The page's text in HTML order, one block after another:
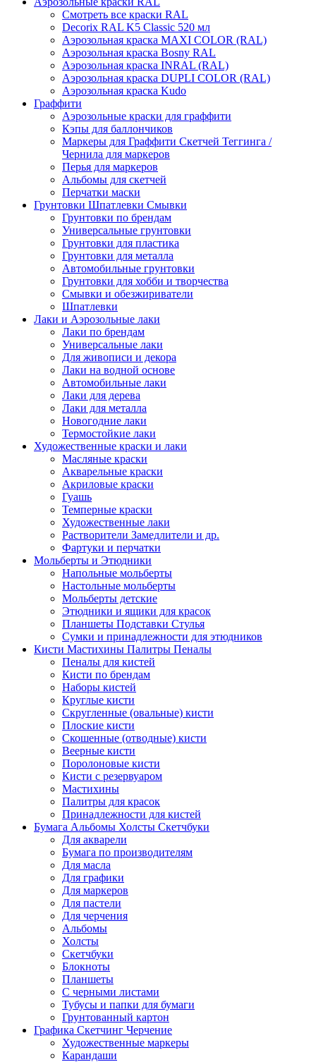
Смотреть все краски RAL
Decorix RAL K5 Classic 520 мл
Аэрозольная краска MAXI COLOR (RAL)
Аэрозольная краска Bosny RAL
Аэрозольная краска INRAL (RAL)
Аэрозольная краска DUPLI COLOR (RAL)
Аэрозольная краска Kudo
Граффити
Аэрозольные краски для граффити
Кэпы для баллончиков
Маркеры для Граффити Скетчей Теггинга /
Чернила для маркеров
Перья для маркеров
Альбомы для скетчей
Перчатки маски
Грунтовки Шпатлевки Смывки
Грунтовки по брендам
Универсальные грунтовки
Грунтовки для пластика
Грунтовки для металла
Автомобильные грунтовки
Грунтовки для хобби и творчества
Смывки и обезжириватели
Шпатлевки
Лаки и Аэрозольные лаки
Лаки по брендам
Универсальные лаки
Для живописи и декора
Лаки на водной основе
Автомобильные лаки
Лаки для дерева
Лаки для металла
Новогодние лаки
Термостойкие лаки
Художественные краски и лаки
Масляные краски
Акварельные краски
Акриловые краски
Гуашь
Темперные краски
Художественные лаки
Растворители Замедлители и др.
Фартуки и перчатки
Мольберты и Этюдники
Напольные мольберты
Настольные мольберты
Мольберты детские
Этюдники и ящики для красок
Планшеты Подставки Стулья
Сумки и принадлежности для этюдников
Кисти Мастихины Палитры Пеналы
Пеналы для кистей
Кисти по брендам
Наборы кистей
Круглые кисти
Скругленные (овальные) кисти
Плоские кисти
Скошенные (отводные) кисти
Веерные кисти
Поролоновые кисти
Кисти с резервуаром
Мастихины
Палитры для красок
Принадлежности для кистей
Бумага Альбомы Холсты Скетчбуки
Для акварели
Бумага по производителям
Для масла
Для графики
Для маркеров
Для пастели
Для черчения
Альбомы
Холсты
Скетчбуки
Блокноты
Планшеты
С черными листами
Тубусы и папки для бумаги
Грунтованный картон
Графика Скетчинг Черчение
Художественные маркеры
Карандаши